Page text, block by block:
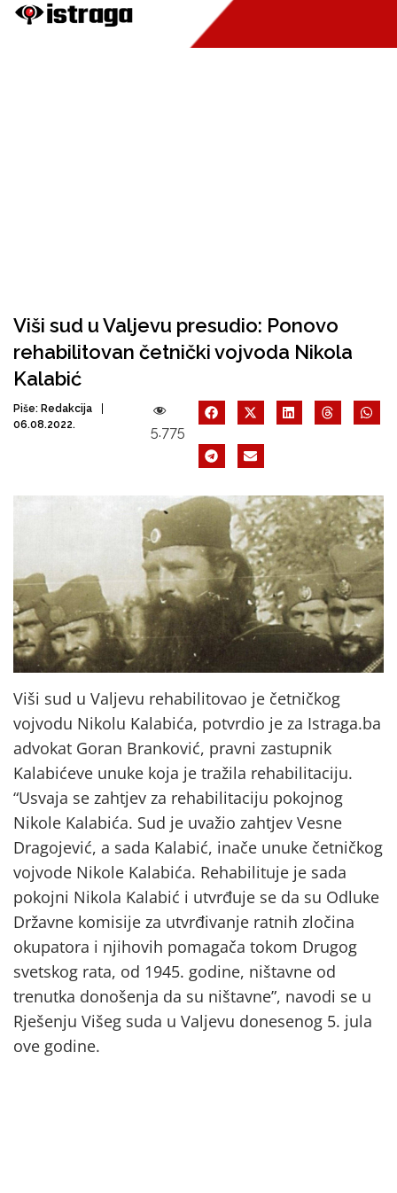
Viši sud u Valjevu presudio: Ponovo
rehabilitovan četnički vojvoda Nikola
Kalabić
Piše: Redakcija
06.08.2022.
5.775
Viši sud u Valjevu rehabilitovao je četničkog
vojvodu Nikolu Kalabića, potvrdio je za Istraga.ba
advokat Goran Branković, pravni zastupnik
Kalabićeve unuke koja je tražila rehabilitaciju.
“Usvaja se zahtjev za rehabilitaciju pokojnog
Nikole Kalabića. Sud je uvažio zahtjev Vesne
Dragojević, a sada Kalabić, inače unuke četničkog
vojvode Nikole Kalabića. Rehabilituje je sada
pokojni Nikola Kalabić i utvrđuje se da su Odluke
Državne komisije za utvrđivanje ratnih zločina
okupatora i njihovih pomagača tokom Drugog
svetskog rata, od 1945. godine, ništavne od
trenutka donošenja da su ništavne”, navodi se u
Rješenju Višeg suda u Valjevu donesenog 5. jula
ove godine.